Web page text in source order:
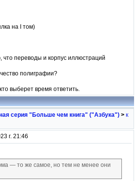
на I том)
переводы и корпус иллюстраций
полиграфии?
выберет время ответить.
серия "Больше чем книга" ("Азбука") > к
г. 21:46
— то же самое, но тем не менее они